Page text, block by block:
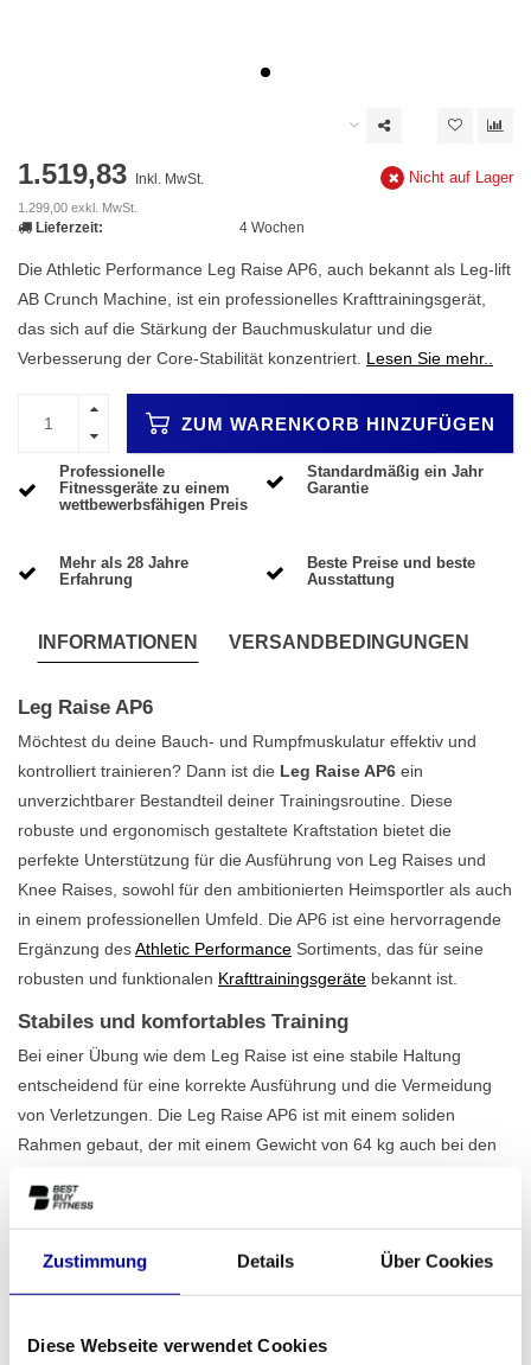
Zustimmung Details Über Cookies
Diese Webseite verwendet Cookies
1.519,83 Inkl. MwSt.
1.299,00 exkl. MwSt.
Nicht auf Lager
Lieferzeit: 4 Wochen
Die Athletic Performance Leg Raise AP6, auch bekannt als Leg-lift
AB Crunch Machine, ist ein professionelles Krafttrainingsgerät,
das sich auf die Stärkung der Bauchmuskulatur und die
Verbesserung der Core-Stabilität konzentriert. Lesen Sie mehr..
ZUM WARENKORB HINZUFÜGEN
Professionelle
Fitnessgeräte zu einem
wettbewerbsfähigen Preis
Standardmäßig ein Jahr
Garantie
Mehr als 28 Jahre
Erfahrung
Beste Preise und beste
Ausstattung
INFORMATIONEN VERSANDBEDINGUNGEN
Leg Raise AP6
Möchtest du deine Bauch- und Rumpfmuskulatur effektiv und
kontrolliert trainieren? Dann ist die Leg Raise AP6 ein
unverzichtbarer Bestandteil deiner Trainingsroutine. Diese
robuste und ergonomisch gestaltete Kraftstation bietet die
perfekte Unterstützung für die Ausführung von Leg Raises und
Knee Raises, sowohl für den ambitionierten Heimsportler als auch
in einem professionellen Umfeld. Die AP6 ist eine hervorragende
Ergänzung desAthletic Performance Sortiments, das für seine
robusten und funktionalen Krafttrainingsgeräte bekannt ist.
Stabiles und komfortables Training
Bei einer Übung wie dem Leg Raise ist eine stabile Haltung
entscheidend für eine korrekte Ausführung und die Vermeidung
von Verletzungen. Die Leg Raise AP6 ist mit einem soliden
Rahmen gebaut, der mit einem Gewicht von 64 kg auch bei den
dicken, bequemen Polster für Rücken und Unterarme sorgen für
eineergonomische Unterstützung, wodurch du dich voll auf
deine Bauchmuskeln konzentrieren kannst, ohne unnötige
Belastung für Rücken oder Schultern. Das Gerät ist auf
einer zuverlässigen Wahl für jeden Trainingsraum macht. Sieh dir